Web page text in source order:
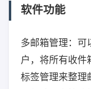
软件功能
多邮箱管理：可
户，将所有收件
标签管理来整理